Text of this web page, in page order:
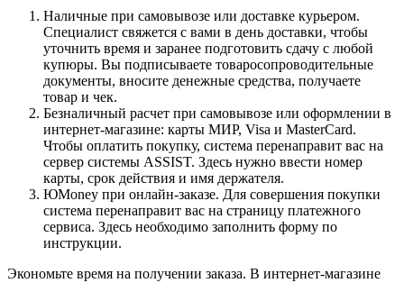
Наличные при самовывозе или доставке курьером.
Специалист свяжется с вами в день доставки, чтобы
уточнить время и заранее подготовить сдачу с любой
купюры. Вы подписываете товаросопроводительные
документы, вносите денежные средства, получаете
товар и чек.
Безналичный расчет при самовывозе или оформлении в
интернет-магазине: карты МИР, Visa и MasterCard.
Чтобы оплатить покупку, система перенаправит вас на
сервер системы ASSIST. Здесь нужно ввести номер
карты, срок действия и имя держателя.
ЮMoney при онлайн-заказе. Для совершения покупки
система перенаправит вас на страницу платежного
сервиса. Здесь необходимо заполнить форму по
инструкции.
Экономьте время на получении заказа. В интернет-магазине